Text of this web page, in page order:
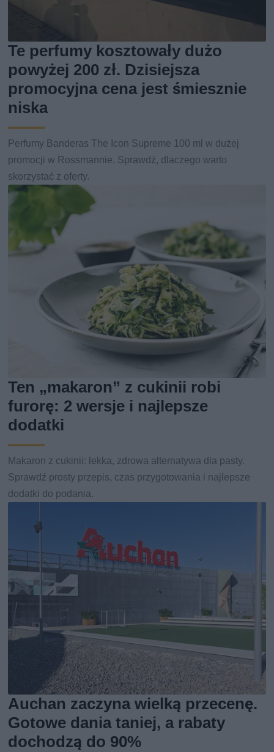
Te perfumy kosztowały dużo
powyżej 200 zł. Dzisiejsza
promocyjna cena jest śmiesznie
niska
Perfumy Banderas The Icon Supreme 100 ml w dużej
promocji w Rossmannie. Sprawdź, dlaczego warto
skorzystać z oferty.
Ten „makaron” z cukinii robi
furorę: 2 wersje i najlepsze
dodatki
Makaron z cukinii: lekka, zdrowa alternatywa dla pasty.
Sprawdź prosty przepis, czas przygotowania i najlepsze
dodatki do podania.
Auchan zaczyna wielką przecenę.
Gotowe dania taniej, a rabaty
dochodzą do 90%